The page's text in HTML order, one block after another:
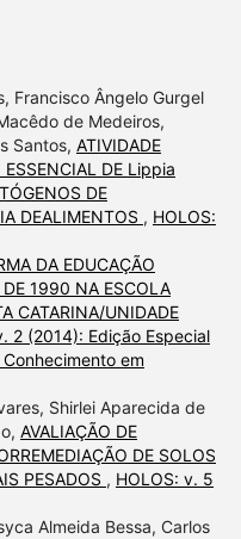
Francisco Ângelo Gurgel
de Medeiros,
Santos, ATIVIDADE
DE Lippia
DE
DEALIMENTOS , HOLOS:
DA EDUCAÇÃO
DE 1990 NA ESCOLA
CATARINA/UNIDADE
2 (2014): Edição Especial
em
Shirlei Aparecida de
AVALIAÇÃO DE
DE SOLOS
PESADOS , HOLOS: v. 5
Almeida Bessa, Carlos